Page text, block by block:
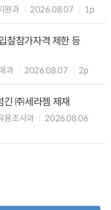
원과 2026.08.07 1p
찰참가자격 제한 등
과 2026.08.07 2p
긴 ㈜세라젬 제재
용조사과
2026.08.06